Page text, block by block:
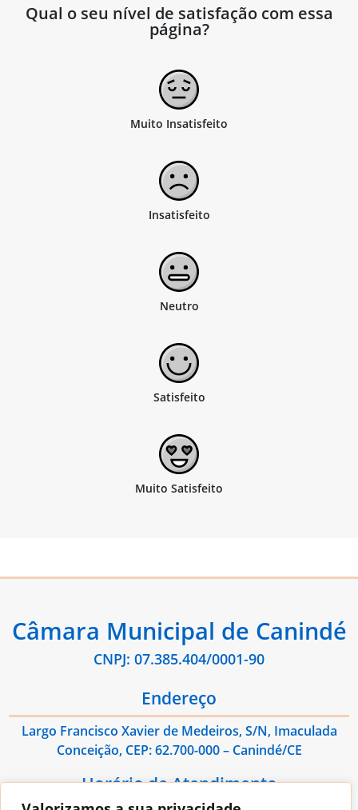
Qual o seu nível de satisfação com essa
página?
Câmara Municipal de Canindé
CNPJ: 07.385.404/0001-90
Endereço
Largo Francisco Xavier de Medeiros, S/N, Imaculada
Conceição, CEP: 62.700-000 – Canindé/CE
Horário de Atendimento